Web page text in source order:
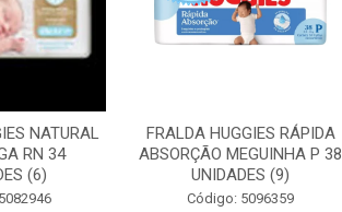
NATURAL
RN 34
(6)
FRALDA HUGGIES RÁPIDA
ABSORÇÃO MEGUINHA P 38
UNIDADES (9)
Código: 5096359